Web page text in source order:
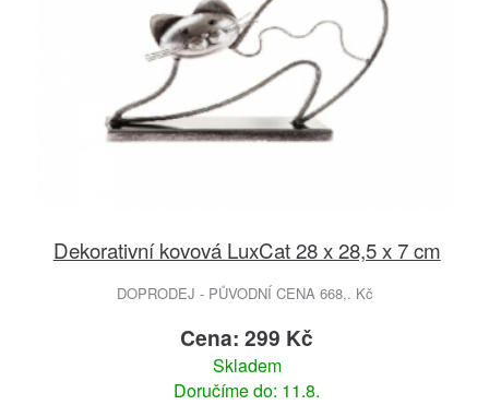
Dekorativní kovová LuxCat 28 x 28,5 x 7 cm
DOPRODEJ - PŮVODNÍ CENA 668,. Kč
Cena: 299 Kč
Skladem
Doručíme do: 11.8.